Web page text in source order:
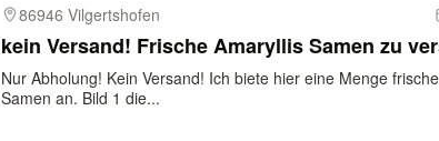
86946 Vilgertshofen
kein Versand!
Nur Abholung! Kein Versand! Ich biete hier eine Menge
Samen an. Bild 1 die...